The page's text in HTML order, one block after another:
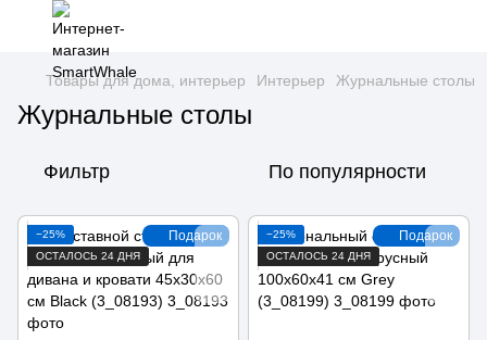
Товары для дома, интерьер Интерьер Журнальные столы
Журнальные столы
Фильтр По популярности
Подарок
−25%
ОСТАЛОСЬ 24 ДНЯ
Подарок
−25%
ОСТАЛОСЬ 24 ДНЯ